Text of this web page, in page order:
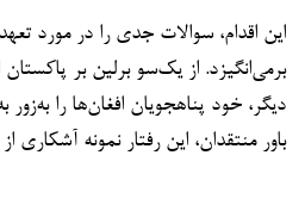
این اقدام، سوالات جدی را در مورد
برمی‌انگیزد. از یک‌سو برلین بر
دیگر، خود پناهجویان افغان‌ها را به‌زور
باور منتقدان، این رفتار نمونه آشکاری